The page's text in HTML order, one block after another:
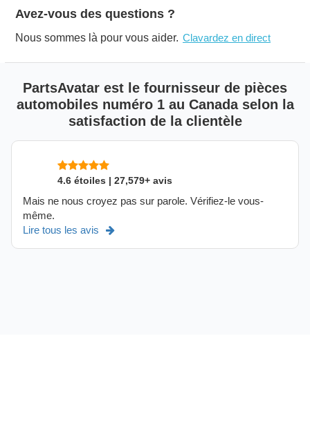
Avez-vous des questions ?
Nous sommes là pour vous aider. Clavardez en direct
PartsAvatar est le fournisseur de pièces
automobiles numéro 1 au Canada selon la
satisfaction de la clientèle
4.6 étoiles | 27,579+ avis
Mais ne nous croyez pas sur parole. Vérifiez-le vous-
même.
Lire tous les avis